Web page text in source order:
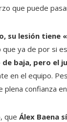
que puede
su lesión tiene
ya de por si
baja, pero el
en el equipo.
confianza
que Álex Baena